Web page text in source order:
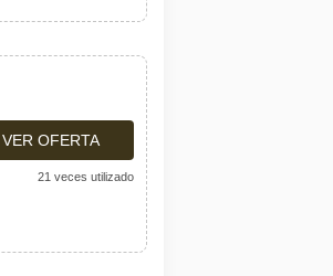
VER OFERTA
21 veces utilizado